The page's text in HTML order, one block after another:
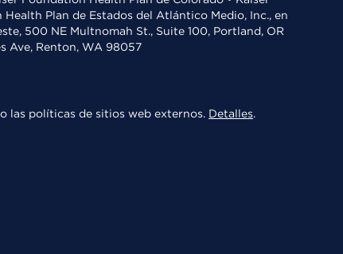
Plan de Estados del Atlántico Medio, Inc., en
500 NE Multnomah St., Suite 100, Portland, OR
Ave, Renton, WA 98057
las políticas de sitios web externos. Detalles.